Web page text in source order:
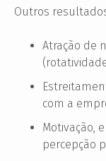
Outros
Atração de
com a
Motivação,
percepção